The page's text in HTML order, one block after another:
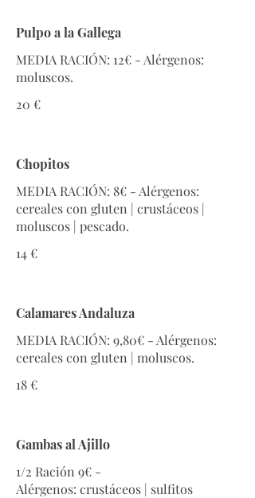
Pulpo a la Gallega
MEDIA RACIÓN: 12€ - Alérgenos:
moluscos.
20 €
Chopitos
MEDIA RACIÓN: 8€ - Alérgenos:
cereales con gluten | crustáceos |
14 €
Calamares Andaluza
MEDIA RACIÓN: 9,80€ - Alérgenos:
18 €
Gambas al Ajillo
1/2 Ración 9€ -
Alérgenos: crustáceos | sulfitos